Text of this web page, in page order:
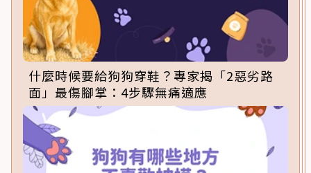
什麼時候要給狗狗穿鞋？專家揭「2惡劣路
面」最傷腳掌：4步驟無痛適應